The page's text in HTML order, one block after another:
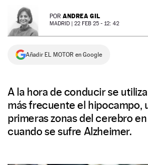
NEWSLETTER POR ANDREA GIL
MADRID | 22 FEB 25 - 12: 42
Añadir EL MOTOR en Google
A la hora de conducir se
más frecuente el hipocampo,
primeras zonas del cerebro
cuando se sufre Alzheimer.